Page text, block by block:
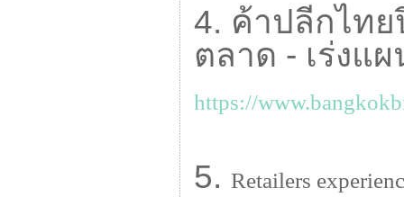
4. ค้าปลีกไท
ตลาด - เร่งแ
https://
5. Retailers